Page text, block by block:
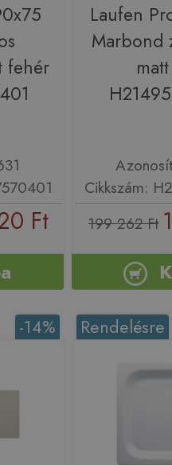
fehér
Ft
Laufen
Marbond
Cikkszám:
199 262 Ft
-14% Rendelésre